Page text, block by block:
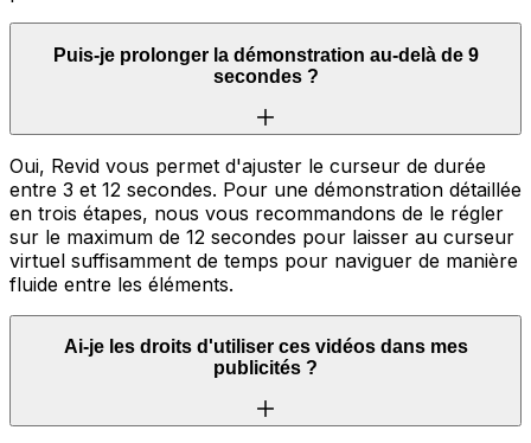
Puis-je prolonger la démonstration au-delà de 9
secondes ?
Oui, Revid vous permet d'ajuster le curseur de durée
entre 3 et 12 secondes. Pour une démonstration détaillée
en trois étapes, nous vous recommandons de le régler
sur le maximum de 12 secondes pour laisser au curseur
virtuel suffisamment de temps pour naviguer de manière
fluide entre les éléments.
Ai-je les droits d'utiliser ces vidéos dans mes
publicités ?